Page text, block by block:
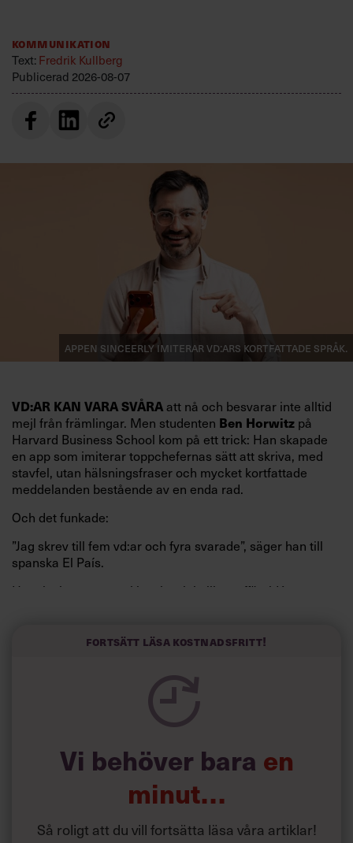
Kommunikation
Text:Fredrik Kullberg
Publicerad 2026-08-07
Appen Sinceerly imiterar vd:ars kortfattade språk.
VD:AR KAN VARA SVÅRAatt nå och besvarar inte alltid
mejl från främlingar. Men studenten Ben Horwitz på
Harvard Business School kom på ett trick: Han skapade
en app som imiterar toppchefernas sätt att skriva, med
stavfel, utan hälsningsfraser och mycket kortfattade
meddelanden bestående av en enda rad.
Och det funkade:
”Jag skrev till fem vd:ar och fyra svarade”, säger han till
spanska El País.
Horwitz har nu utvecklat sitt trick till en affärsidé: appen
kortfattat slarviga vd-stilen.
Fortsätt läsa kostnadsfritt!
Vi behöver bara en
minut…
Så roligt att du vill fortsätta läsa våra artiklar!